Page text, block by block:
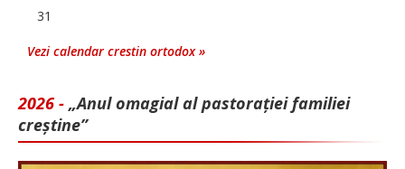
31
Vezi calendar crestin ortodox »
2026 - „Anul omagial al pastorației familiei
creștine”